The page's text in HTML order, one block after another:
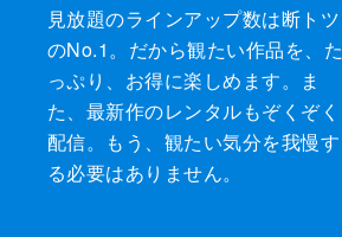
見放題のラインアップ数は断トツ
のNo.1。だから観たい作品を、た
っぷり、お得に楽しめます。ま
た、最新作のレンタルもぞくぞく
配信。もう、観たい気分を我慢す
る必要はありません。